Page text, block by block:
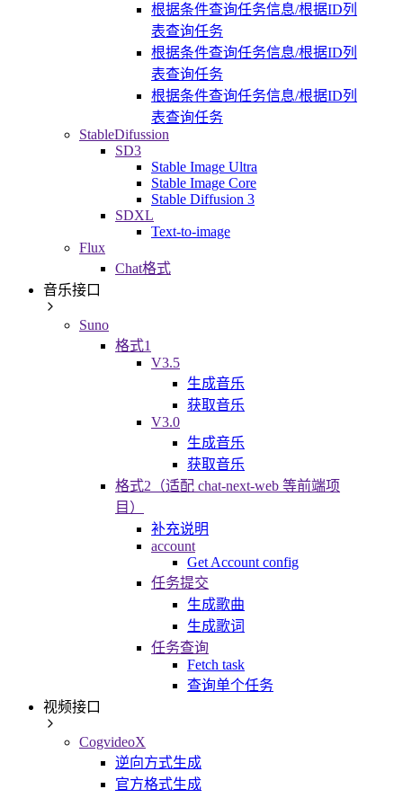
根据条件查询任务信息/根据ID列
表查询任务
根据条件查询任务信息/根据ID列
表查询任务
根据条件查询任务信息/根据ID列
表查询任务
StableDifussion
SD3
Stable Image Ultra
Stable Image Core
Stable Diffusion 3
SDXL
Text-to-image
Flux
Chat格式
音乐接口
Suno
格式1
V3.5
生成音乐
获取音乐
V3.0
生成音乐
获取音乐
格式2（适配 chat-next-web 等前端项
目）
补充说明
account
Get Account config
任务提交
生成歌曲
生成歌词
任务查询
Fetch task
查询单个任务
视频接口
CogvideoX
逆向方式生成
官方格式生成